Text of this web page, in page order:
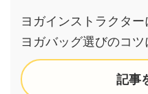
ヨガインストラクター
ヨガバッグ選びのコツ
記事